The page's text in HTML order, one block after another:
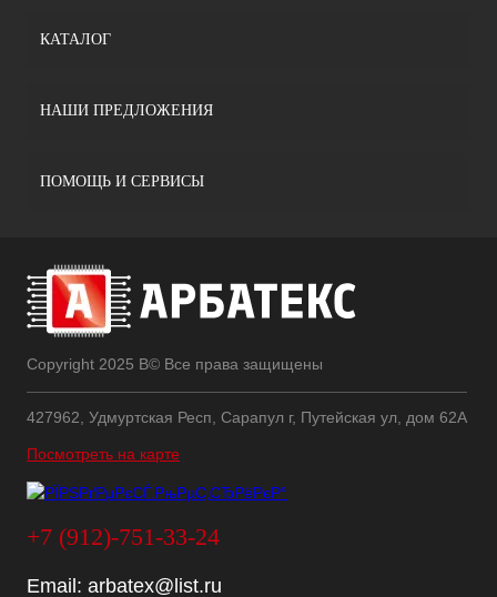
КАТАЛОГ
НАШИ ПРЕДЛОЖЕНИЯ
ПОМОЩЬ И СЕРВИСЫ
Copyright 2025 В© Все права защищены
427962, Удмуртская Респ, Сарапул г, Путейская ул, дом 62А
Посмотреть на карте
+7 (912)-751-33-24
Email: arbatex@list.ru